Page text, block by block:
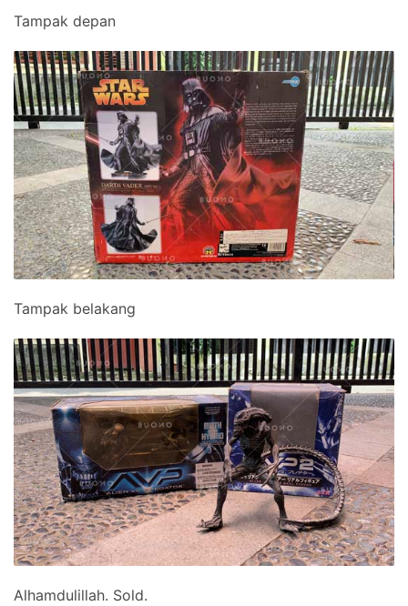
Tampak depan
Tampak belakang
Alhamdulillah. Sold.